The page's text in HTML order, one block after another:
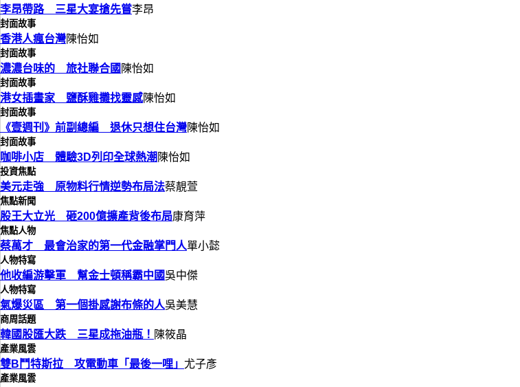
李昂帶路 三星大宴搶先嘗李昂
封面故事
香港人瘋台灣陳怡如
封面故事
濃濃台味的 旅社聯合國 陳怡如
封面故事
港女插畫家 鹽酥雞攤找靈感陳怡如
封面故事
《壹週刊》前副總編 退休只想住台灣陳怡如
封面故事
咖啡小店 體驗3D列印全球熱潮 陳怡如
投資焦點
美元走強 原物料行情逆勢布局法蔡靚萱
焦點新聞
股王大立光 砸200億擴產背後布局康育萍
焦點人物
蔡萬才 最會治家的第一代金融掌門人單小懿
人物特寫
他收編游擊軍 幫金士頓稱霸中國吳中傑
人物特寫
氣爆災區 第一個掛感謝布條的人吳美慧
商周話題
韓國股匯大跌 三星成拖油瓶！ 陳筱晶
產業風雲
雙B鬥特斯拉 攻電動車「最後一哩」 尤子彥
產業風雲